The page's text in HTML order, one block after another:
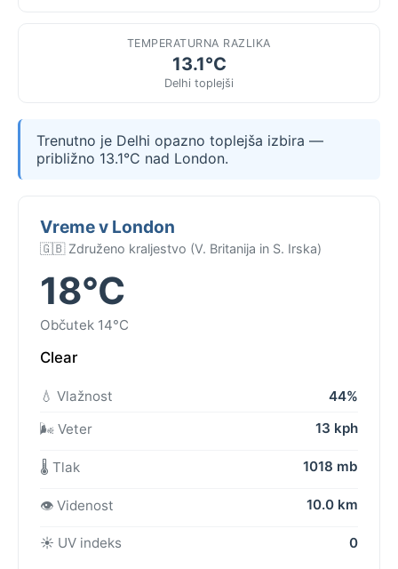
TEMPERATURNA RAZLIKA
13.1°C
Delhi toplejši
Trenutno je Delhi opazno toplejša izbira —
približno 13.1°C nad London.
Vreme v London
🇬🇧 Združeno kraljestvo (V. Britanija in S. Irska)
18°C
Občutek 14°C
Clear
💧 Vlažnost
44%
🌬️ Veter
13 kph
🌡️ Tlak 1018 mb
👁️ Videnost 10.0 km
☀️ UV indeks 0